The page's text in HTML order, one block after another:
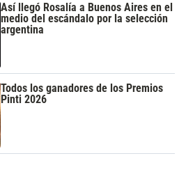
Así llegó Rosalía a Buenos Aires en el
medio del escándalo por la selección
argentina
Todos los ganadores de los Premios
Pinti 2026